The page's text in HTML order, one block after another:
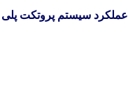
عملکرد سیستم پروتکت پلی